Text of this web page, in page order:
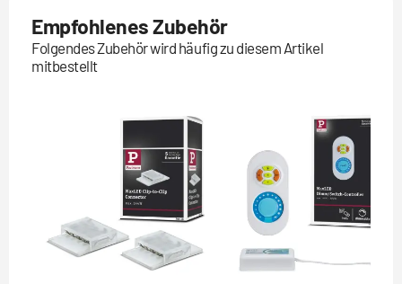
Empfohlenes Zubehör
Folgendes Zubehör wird häufig zu diesem Artikel
mitbestellt